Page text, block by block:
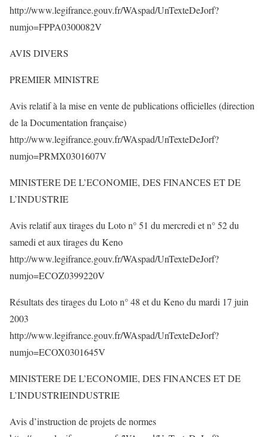
http://www.legifrance.gouv.fr/WAspad/UnTexteDeJorf?
numjo=FPPA0300082V
AVIS DIVERS
PREMIER MINISTRE
Avis relatif à la mise en vente de publications officielles (direction
de la Documentation française)
http://www.legifrance.gouv.fr/WAspad/UnTexteDeJorf?
numjo=PRMX0301607V
MINISTERE DE L’ECONOMIE, DES FINANCES ET DE
L’INDUSTRIE
Avis relatif aux tirages du Loto n° 51 du mercredi et n° 52 du
samedi et aux tirages du Keno
http://www.legifrance.gouv.fr/WAspad/UnTexteDeJorf?
numjo=ECOZ0399220V
Résultats des tirages du Loto n° 48 et du Keno du mardi 17 juin
2003
http://www.legifrance.gouv.fr/WAspad/UnTexteDeJorf?
numjo=ECOX0301645V
MINISTERE DE L’ECONOMIE, DES FINANCES ET DE
L’INDUSTRIEINDUSTRIE
Avis d’instruction de projets de normes